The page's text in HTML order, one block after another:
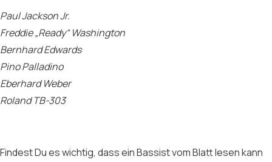
Paul Jackson Jr.
Freddie „Ready“ Washington
Bernhard Edwards
Pino Palladino
Eberhard Weber
Roland TB-303
Findest Du es wichtig, dass ein Bassist vom Blatt lesen kann